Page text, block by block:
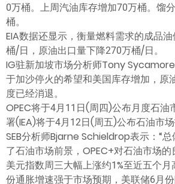
0万桶。上周汽油库存增加70万桶。馏
桶。
EIA数据还显示，衡量燃料需求的成品
桶/日，原油出口量下降270万桶/日。
IG驻新加坡市场分析师Tony
于加沙停火的希望和美国库存增加，原
度已经消退。
OPEC将于4月11日(周四)公布月度石油
署(IEA)将于4月12日(周五)公布石油市场
SEB分析师Bjarne Schieldrop表示：“
了石油市场前景，OPEC+对石油市场的
美元指数周三大幅上涨约1%至近五个
份通胀增速强于市场预期，美联储6月